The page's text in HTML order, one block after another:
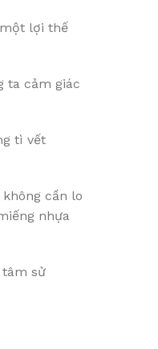
lợi thế
ta cảm giác
tì vết
cần lo
nhựa
sử